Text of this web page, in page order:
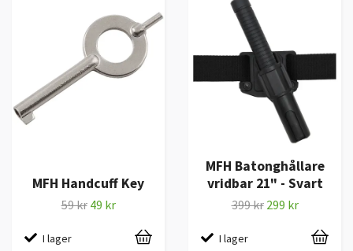
MFH Handcuff Key
59 kr 49 kr
I lager
MFH Batonghållare
vridbar 21" - Svart
399 kr 299 kr
I lager